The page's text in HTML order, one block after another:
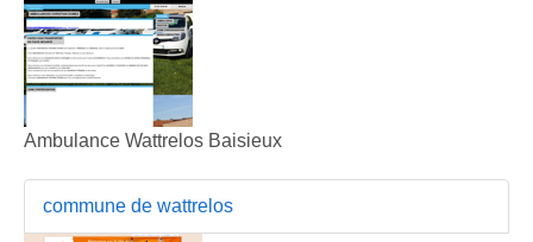
Ambulance Wattrelos Baisieux
commune de wattrelos